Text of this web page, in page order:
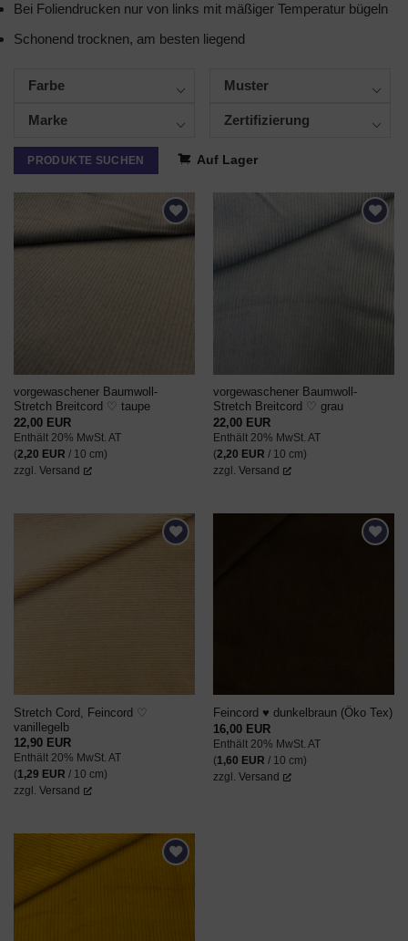
Bei Foliendrucken nur von links mit mäßiger Temperatur bügeln
Schonend trocknen, am besten liegend
Farbe Muster
Marke Zertifizierung
PRODUKTE SUCHEN Auf Lager
AUF DEN
vorgewaschener Baumwoll-
Stretch Breitcord ♡ taupe
22,00 EUR
Enthält 20% MwSt. AT
(2,20 EUR / 10 cm)
zzgl. Versand
vorgewaschener Baumwoll-
Stretch Breitcord ♡ grau
22,00 EUR
Enthält 20% MwSt. AT
(2,20 EUR / 10 cm)
zzgl. Versand
Stretch Cord, Feincord ♡
vanillegelb
12,90 EUR
Enthält 20% MwSt. AT
(1,29 EUR / 10 cm)
zzgl. Versand
Feincord ♥ dunkelbraun (Öko Tex)
16,00 EUR
Enthält 20% MwSt. AT
(1,60 EUR / 10 cm)
zzgl. Versand